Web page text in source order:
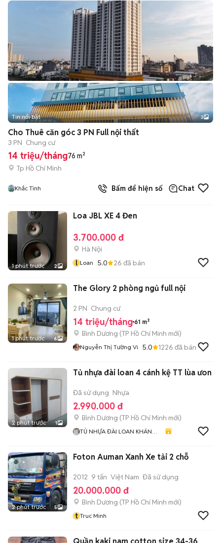
Tin nổi bật 3
Cho Thuê căn góc 3 PN Full nội thất
3 PN Chung cư
14 triệu/tháng76 m²
Tp Hồ Chí Minh
Khắc Tình Bấm để hiện số Chat
1 phút trước 2
Loa JBL XE 4 Đen
3.700.000 đ
Hà Nội
l Loan 5.0 26 đã bán
1 phút trước 6
The Glory 2 phòng ngủ full nội
2 PN Chung cư
14 triệu/tháng 61 m²
Bình Dương (TP Hồ Chí Minh mới)
Nguyễn Thị Tường Vi 5.0 1226 đã bán
2 phút trước 1
Tủ nhựa đài loan 4 cánh kệ TT lùa ưon
Đã sử dụng Nhựa
2.990.000 đ
Bình Dương (TP Hồ Chí Minh mới)
TỦ NHỰA ĐÀI LOAN KHÁNH
2 phút trước 5
Foton Auman Xanh Xe tải 2 chỗ
2012 9 tấn Việt Nam Đã sử dụng
20.000.000 đ
Bình Dương (TP Hồ Chí Minh mới)
t Truc Minh